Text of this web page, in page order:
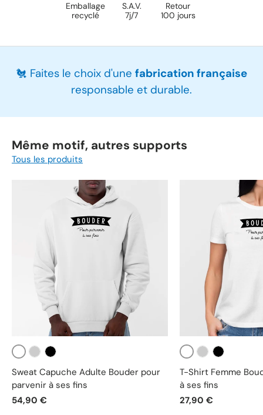
Emballage
recyclé
S.A.V.
7j/7
Retour
100 jours
🐔 Faites le choix d'une fabrication française
responsable et durable.
Même motif, autres supports
Tous les produits
Blanc
Sweat Capuche Adulte Bouder pour
parvenir à ses fins
54,90 €
Blanc
T-Shirt Femme
à ses fins
27,90 €